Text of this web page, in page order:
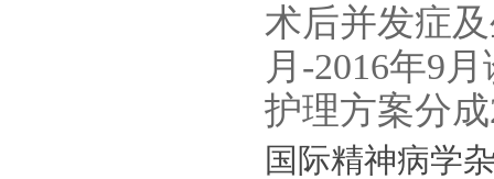
术后并发症
月-2016年9
护理方案分
国际精神病学